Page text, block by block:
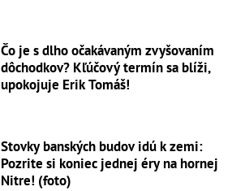
Čo je s dlho očakávaným zvyšovaním
dôchodkov? Kľúčový termín sa blíži,
upokojuje Erik Tomáš!
Stovky banských budov idú k zemi:
Pozrite si koniec jednej éry na hornej
Nitre! (foto)